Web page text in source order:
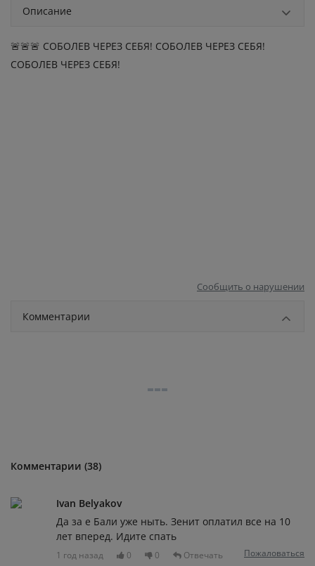
Описание
🚨🚨🚨 СОБОЛЕВ ЧЕРЕЗ СЕБЯ! СОБОЛЕВ ЧЕРЕЗ СЕБЯ!
СОБОЛЕВ ЧЕРЕЗ СЕБЯ!
Сообщить о нарушении
Комментарии
Комментарии (38)
Ivan Belyakov
Да за е Бали уже ныть. Зенит оплатил все на 10
лет вперед. Идите спать
1 год назад 0 0 Отвечать Пожаловаться